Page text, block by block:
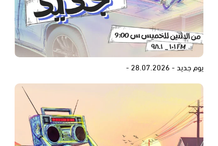
يوم جديد - 28.07.2026 -